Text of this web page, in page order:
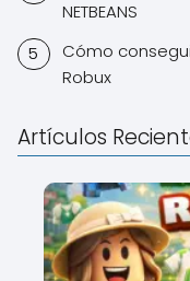
NETBEANS
Cómo
Robux
Artículos